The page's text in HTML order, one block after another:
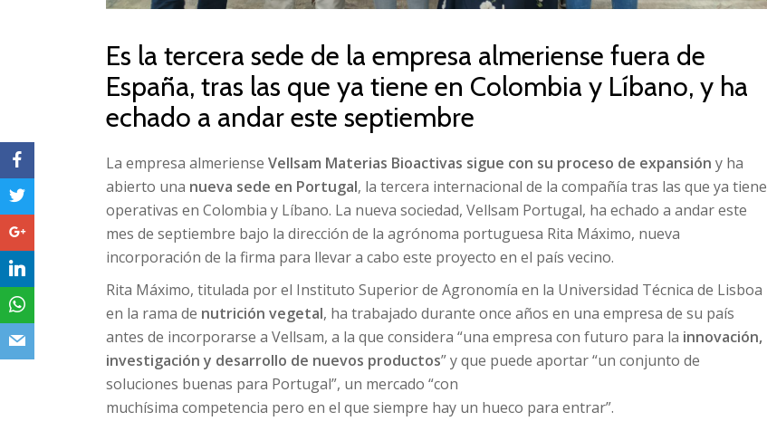
Es la tercera sede de la empresa almeriense fuera de
España, tras las que ya tiene en Colombia y Líbano, y ha
echado a andar este septiembre
La empresa almeriense Vellsam Materias Bioactivas sigue con su proceso de expansión y ha
abierto una nueva sede en Portugal, la tercera internacional de la compañía tras las que ya tiene
operativas en Colombia y Líbano. La nueva sociedad, Vellsam Portugal, ha echado a andar este
mes de septiembre bajo la dirección de la agrónoma portuguesa Rita Máximo, nueva
incorporación de la firma para llevar a cabo este proyecto en el país vecino.
Rita Máximo, titulada por el Instituto Superior de Agronomía en la Universidad Técnica de Lisboa
en la rama de nutrición vegetal, ha trabajado durante once años en una empresa de su país
antes de incorporarse a Vellsam, a la que considera “una empresa con futuro para la innovación,
investigación y desarrollo de nuevos productos” y que puede aportar “un conjunto de
soluciones buenas para Portugal”, un mercado “con
muchísima competencia pero en el que siempre hay un hueco para entrar”.